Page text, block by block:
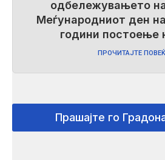
одбележувањето
Меѓународниот ден
години
ПРОЧИТАЈТЕ
Прашајте го